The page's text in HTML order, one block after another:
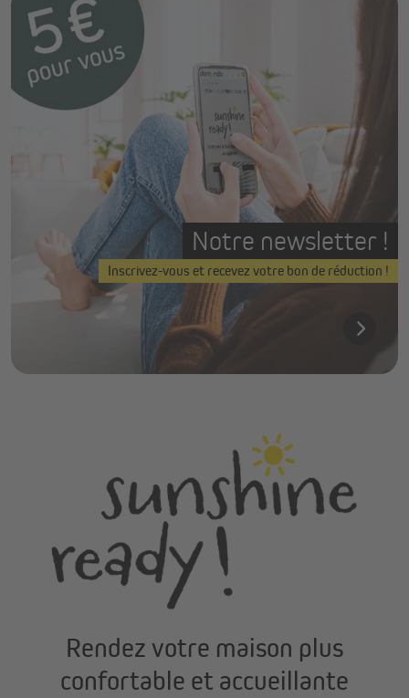
Notre newsletter !
Inscrivez-vous et recevez votre bon de réduction !
Rendez votre maison plus
confortable et accueillante